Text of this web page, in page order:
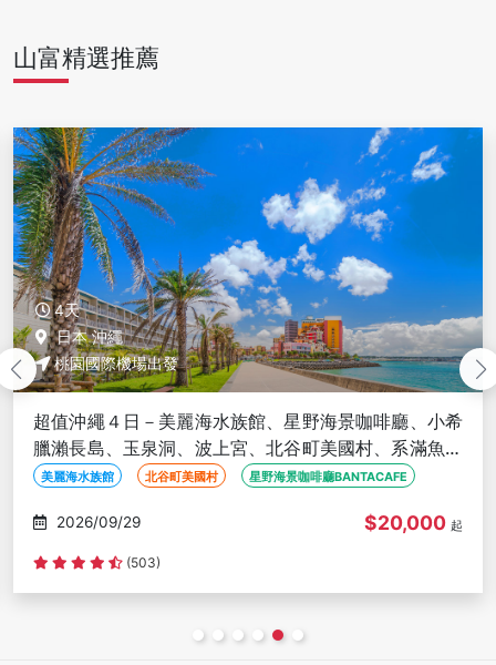
山富精選推薦
5天
日本 沖繩
桃園國際機場出發
陽光沖繩５日－美麗海水族館、古宇利海洋塔+電動
車、小希臘瀨長島、王國村、玉泉洞、波上宮、單軌電
車一日券、燒肉BBQ吃到飽
美麗海水族館 古宇利海洋塔+電動車 單軌電車一日券
2026/09/28 $24,000 起
(376)